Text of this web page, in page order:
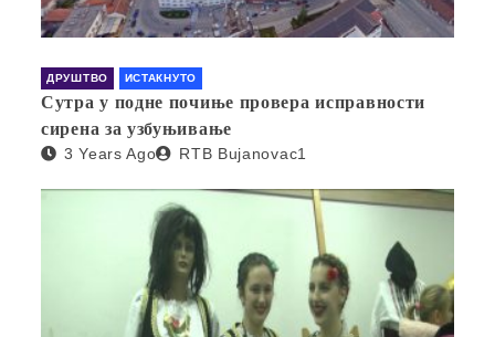
ДРУШТВО ИСТАКНУТО
Сутра у подне почиње провера исправности
сирена за узбуњивање
3 Years Ago RTB Bujanovac1